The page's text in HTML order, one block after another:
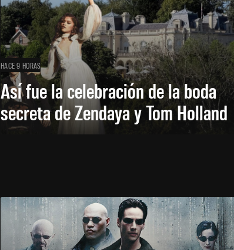
HACE 9 HORAS
Así fue la celebración de la boda
secreta de Zendaya y Tom Holland